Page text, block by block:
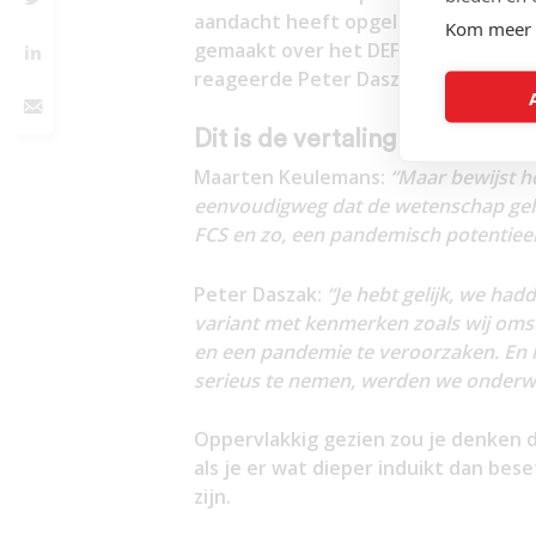
Kom
aandacht heeft opgeleverd. Het
gemaakt over het DEFUSE voorstel.
reageerde Peter Daszak met een
Dit is de vertaling van die
Maarten Keulemans: “Maar bewijst
eenvoudigweg dat de wetenschap
FCS en zo, een pandemisch
Peter Daszak: “Je hebt gelijk, we
variant met kenmerken zoals wij
en een pandemie te veroorzaken.
serieus te nemen, werden we
Oppervlakkig gezien zou je denken
als je er wat dieper induikt dan
zijn.